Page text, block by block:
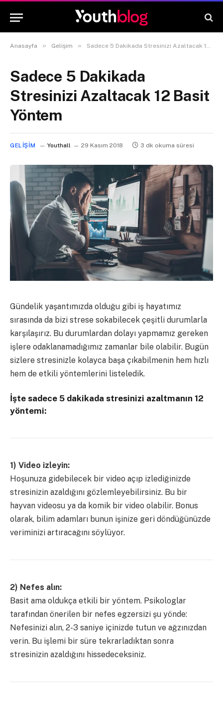
Anasayfa » Gelişim » Sadece 5 Dakikada Stresinizi Azaltacak 12 Basit Yöntem
Sadece 5 Dakikada
Stresinizi Azaltacak 12 Basit
Yöntem
GELIŞIM Youthall 29 Kasım 2018 3 dk okuma süresi
Gündelik yaşantımızda olduğu gibi iş hayatımız
sırasında da bizi strese sokabilecek çeşitli durumlarla
karşılaşırız. Bu durumlardan dolayı yapmamız gereken
işlere odaklanamadığımız zamanlar bile olabilir. Bugün
sizlere stresinizle kolayca başa çıkabilmenin hem hızlı
hem de etkili yöntemlerini listeledik.
İşte sadece 5 dakikada stresinizi azaltmanın 12
yöntemi:
1) Video izleyin:
Hoşunuza gidebilecek bir video açıp izlediğinizde
stresinizin azaldığını gözlemleyebilirsiniz. Bu bir
hayvan videosu ya da komik bir video olabilir. Bonus
olarak, bilim adamları bunun işinize geri döndüğünüzde
veriminizi artıracağını söylüyor.
2) Nefes alın:
Basit ama oldukça etkili bir yöntem. Psikologlar
tarafından önerilen bir nefes egzersizi şu yönde:
Nefesinizi alın, 2-3 saniye içinizde tutun ve ağzınızdan
verin. Bu işlemi bir süre tekrarladıktan sonra
stresinizin azaldığını hissedeceksiniz.